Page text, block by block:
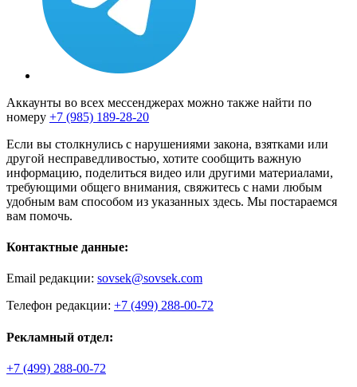
Аккаунты во всех мессенджерах можно также найти по
номеру +7 (985) 189-28-20
Если вы столкнулись с нарушениями закона, взятками или
другой несправедливостью, хотите сообщить важную
информацию, поделиться видео или другими материалами,
требующими общего внимания, свяжитесь с нами любым
удобным вам способом из указанных здесь. Мы постараемся
вам помочь.
Контактные данные:
Email редакции: sovsek@sovsek.com
Телефон редакции: +7 (499) 288-00-72
Рекламный отдел:
+7 (499) 288-00-72